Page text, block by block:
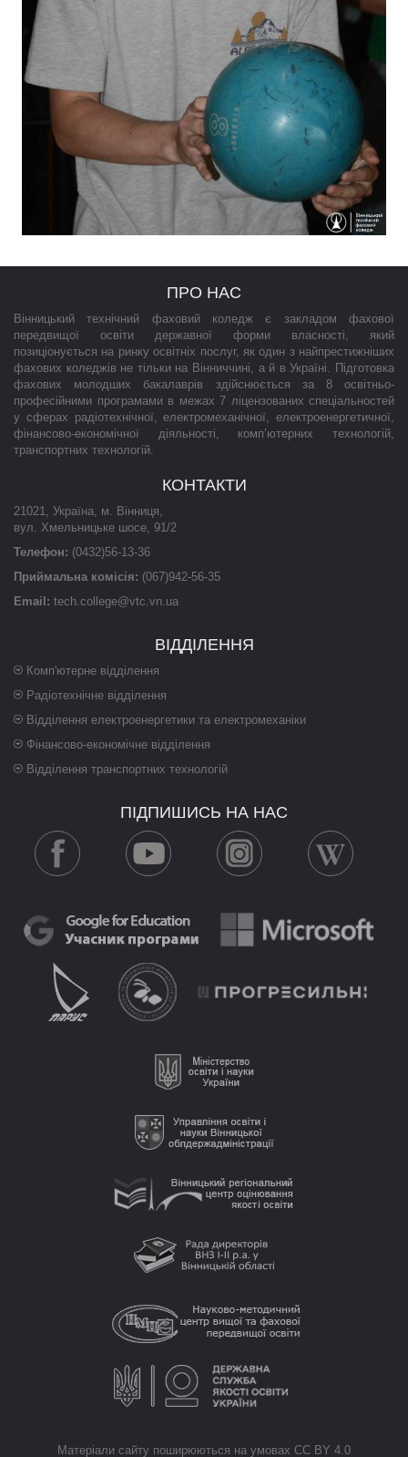
ПРО НАС
Вінницький технічний фаховий коледж є закладом фахової
передвищої освіти державної форми власності, який
позиціонується на ринку освітніх послуг, як один з найпрестижніших
фахових коледжів не тільки на Вінниччині, а й в Україні. Підготовка
фахових молодших бакалаврів здійснюється за 8 освітньо-
професійними програмами в межах 7 ліцензованих спеціальностей
у сферах радіотехнічної, електромеханічної, електроенергетичної,
фінансово-економічної діяльності, комп’ютерних технологій,
транспортних технологій.
КОНТАКТИ
21021, Україна, м. Вінниця,
вул. Хмельницьке шосе, 91/2
Телефон: (0432)56-13-36
Приймальна комісія: (067)942-56-35
Email: tech.college@vtc.vn.ua
ВІДДІЛЕННЯ
Комп'ютерне відділення
Радіотехнічне відділення
Відділення електроенергетики та електромеханіки
Фінансово-економічне відділення
Відділення транспортних технологій
ПІДПИШИСЬ НА НАС
Матеріали сайту поширюються на умовах CC BY 4.0